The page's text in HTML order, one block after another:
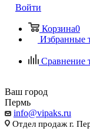
Войти
Корзина0
Избранные
Сравнение
Ваш город
Пермь
info@vipaks.ru
Отдел продаж г.